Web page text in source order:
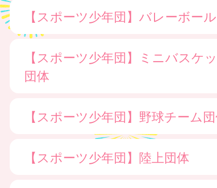
【スポーツ少年団】バレーボー
【スポーツ少年団】ミニバスケ
団体
【スポーツ少年団】野球チーム
【スポーツ少年団】陸上団体